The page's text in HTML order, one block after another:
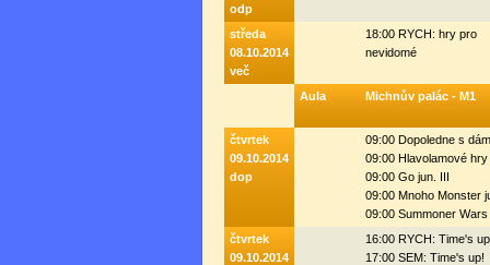
odp
středa
08.10.2014
več
18:00 RYCH: hry pro
nevidomé
Aula Michnův palác - M1
čtvrtek
09.10.2014
dop
09:00 Dopoledne s
09:00 Hlavolamové hry
09:00 Go jun. III
09:00 Mnoho Monster
09:00 Summoner Wars
čtvrtek
09.10.2014
16:00 RYCH: Time's
17:00 SEM: Time's up!